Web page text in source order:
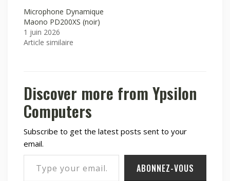
Microphone Dynamique
Maono PD200XS (noir)
1 juin 2026
Article similaire
Discover more from Ypsilon
Computers
Subscribe to get the latest posts sent to your
email.
Type your email…
ABONNEZ-VOUS